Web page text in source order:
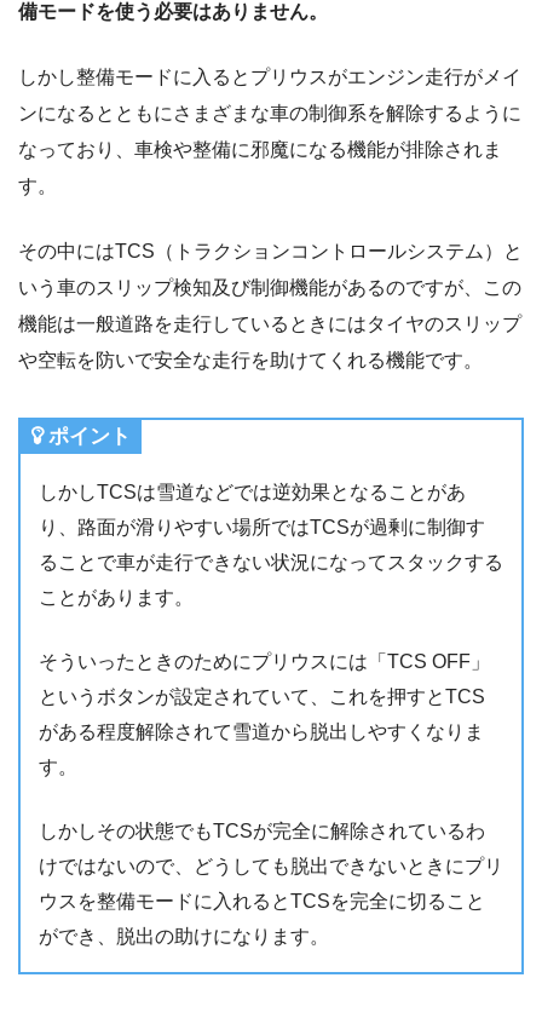
備モードを使う必要はありません。
しかし整備モードに入るとプリウスがエンジン走行がメイ
ンになるとともにさまざまな車の制御系を解除するように
なっており、車検や整備に邪魔になる機能が排除されま
す。
その中にはTCS（トラクションコントロールシステム）と
いう車のスリップ検知及び制御機能があるのですが、この
機能は一般道路を走行しているときにはタイヤのスリップ
や空転を防いで安全な走行を助けてくれる機能です。
ポイント
しかしTCSは雪道などでは逆効果となることがあ
り、路面が滑りやすい場所ではTCSが過剰に制御す
ることで車が走行できない状況になってスタックする
ことがあります。
そういったときのためにプリウスには「TCS OFF」
というボタンが設定されていて、これを押すとTCS
がある程度解除されて雪道から脱出しやすくなりま
す。
しかしその状態でもTCSが完全に解除されているわ
けではないので、どうしても脱出できないときにプリ
ウスを整備モードに入れるとTCSを完全に切ること
ができ、脱出の助けになります。